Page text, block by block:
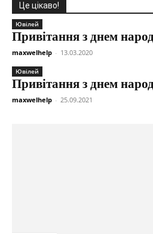
Це цікаво!
Ювілей
Привітання з днем
maxwelhelp - 13.03.2020
Ювілей
Привітання з днем
maxwelhelp - 25.09.2021